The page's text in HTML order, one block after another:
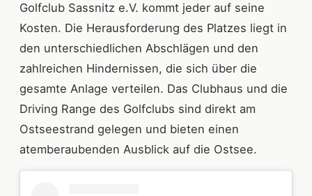
Golfclub Sassnitz e.V. kommt jeder auf seine
Kosten. Die Herausforderung des Platzes liegt in
den unterschiedlichen Abschlägen und den
zahlreichen Hindernissen, die sich über die
gesamte Anlage verteilen. Das Clubhaus und die
Driving Range des Golfclubs sind direkt am
Ostseestrand gelegen und bieten einen
atemberaubenden Ausblick auf die Ostsee.